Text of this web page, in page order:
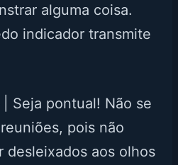
alguma coisa.
indicador transmite
| Seja pontual! Não se
pois não
desleixados aos olhos